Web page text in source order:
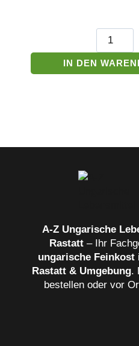
Toalmasi
Wurst
Menge
IN DEN
A‑Z Ungarische
Rastatt– Ihr
ungarische Feinkost
Rastatt & Umgebung.
bestellen oder vor